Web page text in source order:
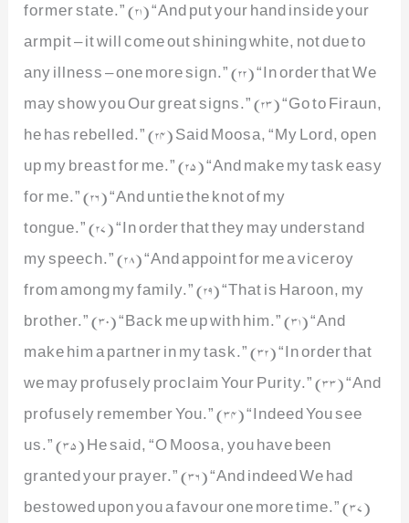
former state.” (21) “And put your hand inside your
armpit – it will come out shining white, not due to
any illness – one more sign.” (22) “In order that We
may show you Our great signs.” (23) “Go to Firaun,
he has rebelled.” (24) Said Moosa, “My Lord, open
up my breast for me.” (25) “And make my task easy
for me.” (26) “And untie the knot of my
tongue.” (27) “In order that they may understand
my speech.” (28) “And appoint for me a viceroy
from among my family.” (29) “That is Haroon, my
brother.” (30) “Back me up with him.” (31) “And
make him a partner in my task.” (32) “In order that
we may profusely proclaim Your Purity.” (33) “And
profusely remember You.” (34) “Indeed You see
us.” (35) He said, “O Moosa, you have been
granted your prayer.” (36) “And indeed We had
bestowed upon you a favour one more time.” (37)